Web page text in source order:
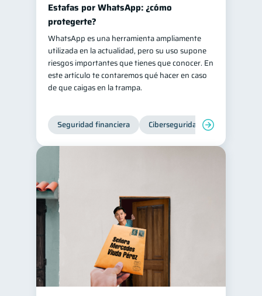
Estafas por WhatsApp: ¿cómo
protegerte?
WhatsApp es una herramienta ampliamente
utilizada en la actualidad, pero su uso supone
riesgos importantes que tienes que conocer. En
este artículo te contaremos qué hacer en caso
de que caigas en la trampa.
Seguridad financiera Ciberseguridad